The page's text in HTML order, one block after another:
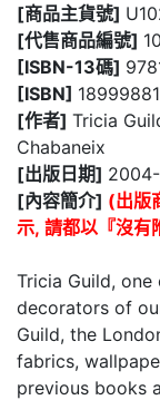
[商品主貨號]
[代售商品編號]
[ISBN-13碼]
[ISBN]
[作者] Tricia
Chabaneix
[出版日期]
[內容簡介] (出版
示, 請都以『沒有
Tricia Guild,
decorators of
Guild, the
fabrics,
previous books